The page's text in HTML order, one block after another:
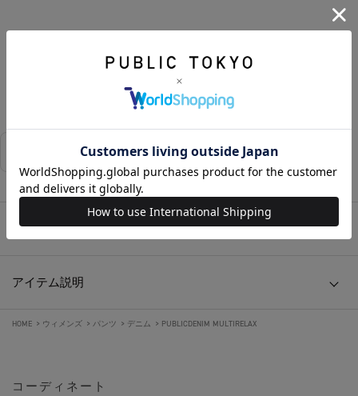
カートに入れる
お気に入りに追加する
相談する 店舗在庫
アイテムサイズ
アイテム説明
HOME > ウィメンズ > パンツ > デニム > PUBLICDENIM MULTIRELAX
コーディネート